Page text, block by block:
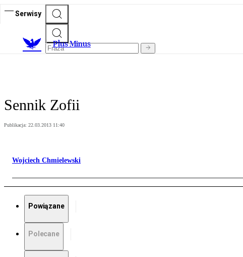
Serwisy
Plus Minus
Sennik Zofii
Publikacja: 22.03.2013 11:40
Wojciech Chmielewski
Powiązane
Polecane